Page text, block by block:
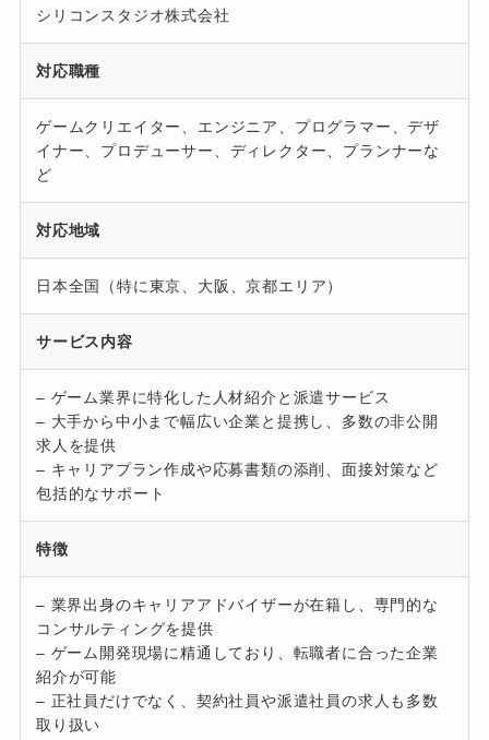
シリコンスタジオ株式会社
対応職種
ゲームクリエイター、エンジニア、プログラマー、デザ
イナー、プロデューサー、ディレクター、プランナーな
ど
対応地域
日本全国（特に東京、大阪、京都エリア）
サービス内容
– ゲーム業界に特化した人材紹介と派遣サービス
– 大手から中小まで幅広い企業と提携し、多数の非公開
求人を提供
– キャリアプラン作成や応募書類の添削、面接対策など
包括的なサポート
特徴
– 業界出身のキャリアアドバイザーが在籍し、専門的な
コンサルティングを提供
– ゲーム開発現場に精通しており、転職者に合った企業
紹介が可能
– 正社員だけでなく、契約社員や派遣社員の求人も多数
取り扱い